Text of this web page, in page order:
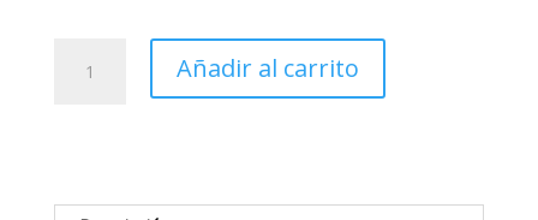
Letra
Añadir al carrito